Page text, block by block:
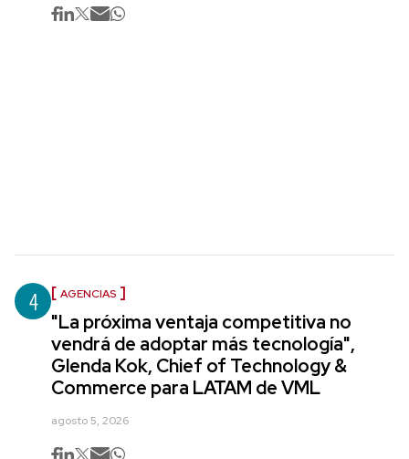
4 AGENCIAS
"La próxima ventaja competitiva no
vendrá de adoptar más tecnología",
Glenda Kok, Chief of Technology &
Commerce para LATAM de VML
agosto 5, 2026